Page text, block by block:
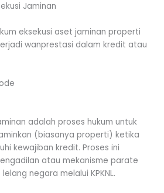
Jaminan
eksekusi aset jaminan properti
wanprestasi dalam kredit atau
adalah proses hukum untuk
(biasanya properti) ketika
kewajiban kredit. Proses ini
atau mekanisme parate
negara melalui KPKNL.